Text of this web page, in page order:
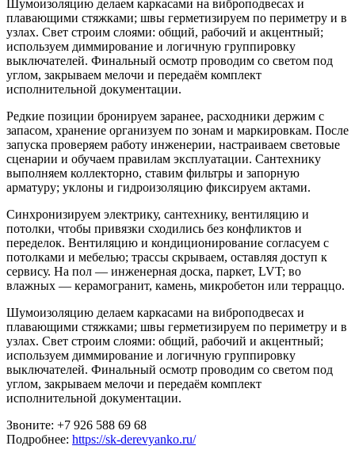
Шумоизоляцию делаем каркасами на виброподвесах и
плавающими стяжками; швы герметизируем по периметру и в
узлах. Свет строим слоями: общий, рабочий и акцентный;
используем диммирование и логичную группировку
выключателей. Финальный осмотр проводим со светом под
углом, закрываем мелочи и передаём комплект
исполнительной документации.
Редкие позиции бронируем заранее, расходники держим с
запасом, хранение организуем по зонам и маркировкам. После
запуска проверяем работу инженерии, настраиваем световые
сценарии и обучаем правилам эксплуатации. Сантехнику
выполняем коллекторно, ставим фильтры и запорную
арматуру; уклоны и гидроизоляцию фиксируем актами.
Синхронизируем электрику, сантехнику, вентиляцию и
потолки, чтобы привязки сходились без конфликтов и
переделок. Вентиляцию и кондиционирование согласуем с
потолками и мебелью; трассы скрываем, оставляя доступ к
сервису. На пол — инженерная доска, паркет, LVT; во
влажных — керамогранит, камень, микробетон или терраццо.
Шумоизоляцию делаем каркасами на виброподвесах и
плавающими стяжками; швы герметизируем по периметру и в
узлах. Свет строим слоями: общий, рабочий и акцентный;
используем диммирование и логичную группировку
выключателей. Финальный осмотр проводим со светом под
углом, закрываем мелочи и передаём комплект
исполнительной документации.
Звоните: +7 926 588 69 68
Подробнее: https://sk-derevyanko.ru/